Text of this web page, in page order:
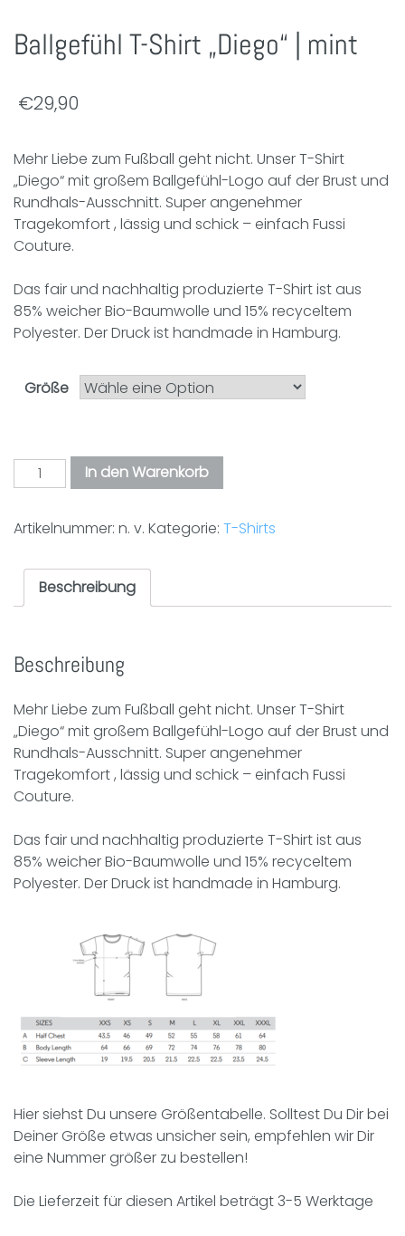
Ballgefühl T-Shirt „Diego“ | mint
€29,90
Mehr Liebe zum Fußball geht nicht. Unser T-Shirt
„Diego“ mit großem Ballgefühl-Logo auf der Brust und
Rundhals-Ausschnitt. Super angenehmer
Tragekomfort , lässig und schick – einfach Fussi
Couture.
Das fair und nachhaltig produzierte T-Shirt ist aus
85% weicher Bio-Baumwolle und 15% recyceltem
Polyester. Der Druck ist handmade in Hamburg.
Größe
Ballgefühl
T-
„Diego“
mint
Menge
In den Warenkorb
Artikelnummer: n. v. Kategorie: T-Shirts
Beschreibung
Beschreibung
Mehr Liebe zum Fußball geht nicht. Unser T-Shirt
„Diego“ mit großem Ballgefühl-Logo auf der Brust und
Rundhals-Ausschnitt. Super angenehmer
Tragekomfort , lässig und schick – einfach Fussi
Couture.
Das fair und nachhaltig produzierte T-Shirt ist aus
85% weicher Bio-Baumwolle und 15% recyceltem
Polyester. Der Druck ist handmade in Hamburg.
Hier siehst Du unsere Größentabelle. Solltest Du Dir bei
Deiner Größe etwas unsicher sein, empfehlen wir Dir
eine Nummer größer zu bestellen!
Die Lieferzeit für diesen Artikel beträgt 3-5 Werktage